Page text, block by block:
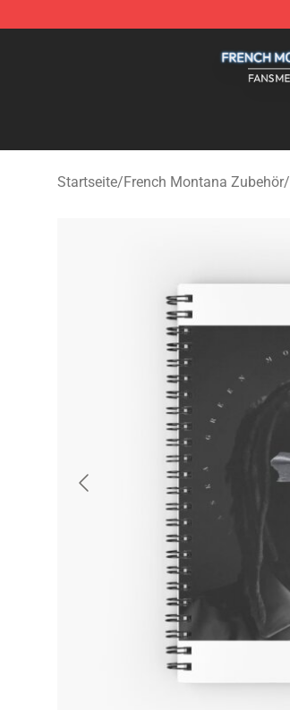
Startseite/French Montana Zubehör/